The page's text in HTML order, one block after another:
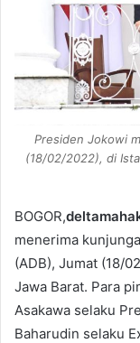
Presiden Jokowi
(18/02/2022), di
BOGOR,
menerima
(ADB), Jumat (18/
Jawa Barat. Para
Asakawa selaku
Baharudin selaku